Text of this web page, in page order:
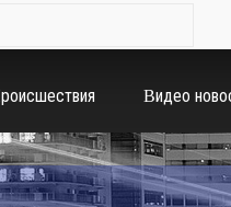
Происшествия Видео